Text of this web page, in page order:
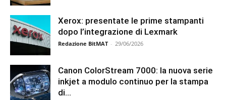
Xerox: presentate le prime stampanti
dopo l’integrazione di Lexmark
Redazione BitMAT - 29/06/2026
Canon ColorStream 7000: la nuova serie
inkjet a modulo continuo per la stampa
di...